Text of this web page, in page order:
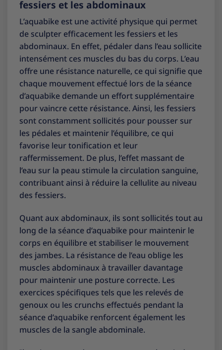
fessiers et les abdominaux
L’aquabike est une activité physique qui permet
de sculpter efficacement les fessiers et les
abdominaux. En effet, pédaler dans l’eau sollicite
intensément ces muscles du bas du corps. L’eau
offre une résistance naturelle, ce qui signifie que
chaque mouvement effectué lors de la séance
d’aquabike demande un effort supplémentaire
pour vaincre cette résistance. Ainsi, les fessiers
sont constamment sollicités pour pousser sur
les pédales et maintenir l’équilibre, ce qui
favorise leur tonification et leur
raffermissement. De plus, l’effet massant de
l’eau sur la peau stimule la circulation sanguine,
contribuant ainsi à réduire la cellulite au niveau
des fessiers.
Quant aux abdominaux, ils sont sollicités tout au
long de la séance d’aquabike pour maintenir le
corps en équilibre et stabiliser le mouvement
des jambes. La résistance de l’eau oblige les
muscles abdominaux à travailler davantage
pour maintenir une posture correcte. Les
exercices spécifiques tels que les relevés de
genoux ou les crunchs effectués pendant la
séance d’aquabike renforcent également les
muscles de la sangle abdominale.